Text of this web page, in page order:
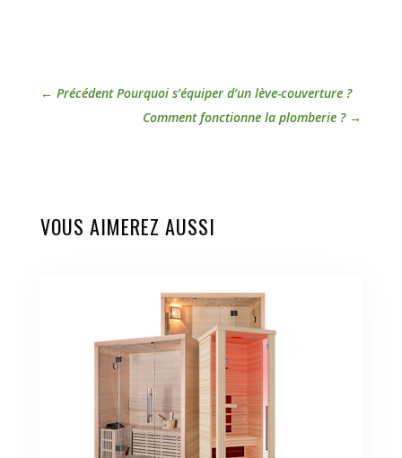
← Précédent Pourquoi s’équiper d’un lève-couverture ?
Comment fonctionne la plomberie ?→
VOUS AIMEREZ AUSSI